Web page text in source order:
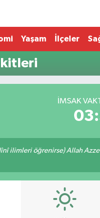
Yaşam İlçeler
İMSAK
ilimleri öğrenirse) Allah